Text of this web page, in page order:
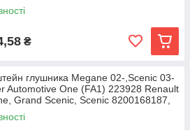
₴
глушника Megane 02-,Scenic 03-
Automotive One (FA1) 223928 Renault
Grand Scenic, Scenic 8200168187,